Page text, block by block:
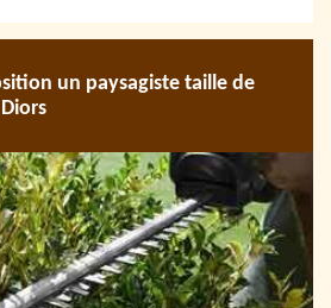
un paysagiste taille de